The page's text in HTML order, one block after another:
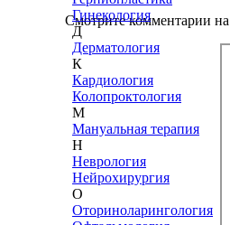
Гинекология
Д
Дерматология
К
Кардиология
Колопроктология
М
Мануальная терапия
Н
Неврология
Нейрохирургия
О
Оториноларингология
Смотрите комментарии